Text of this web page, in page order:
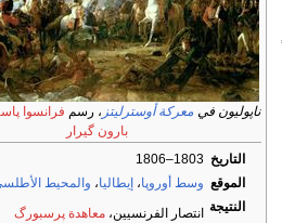
ناپوليون في معركة أوسترليتز ، رسم فرانسوا
بارون گيرار
التاريخ 1803–1806
الموقع وسط أوروپا، إيطاليا، والمحيط
النتيجة
انتصار الفرنسيين، معاهدة پرسبورگ